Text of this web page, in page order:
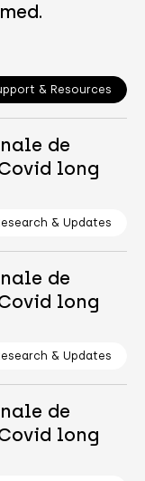
& Resources
de
long
& Updates
de
long
& Updates
de
long